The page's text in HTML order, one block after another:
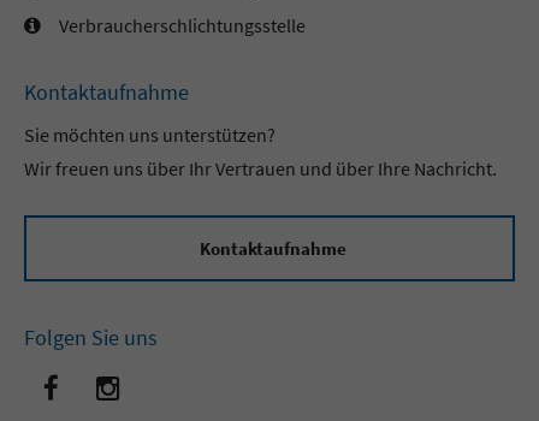
Verbraucherschlichtungsstelle
Kontaktaufnahme
Sie möchten uns unterstützen?
Wir freuen uns über Ihr Vertrauen und über Ihre Nachricht.
Kontaktaufnahme
Folgen Sie uns